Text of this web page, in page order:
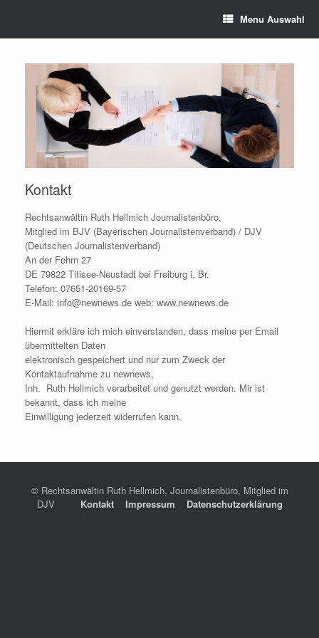
Menu Auswahl
Kontakt
Rechtsanwältin Ruth Hellmich Journalistenbüro,
Mitglied im BJV (Bayerischen Journalistenverband) / DJV
(Deutschen Journalistenverband)
An der Fehrn 27
DE 79822 Titisee-Neustadt bei Freiburg i. Br.
Telefon: 07651-20169-57
E-Mail: info@newnews.de web: www.newnews.de
Hiermit erkläre ich mich einverstanden, dass meine per Email
übermittelten Daten
elektronisch gespeichert und nur zum Zweck der
Kontaktaufnahme zu newnews,
Inh. Ruth Hellmich verarbeitet und genutzt werden. Mir ist
bekannt, dass ich meine
Einwilligung jederzeit widerrufen kann.
© Rechtsanwältin Ruth Hellmich, Journalistenbüro, Mitglied im
DJV Kontakt Impressum Datenschutzerklärung